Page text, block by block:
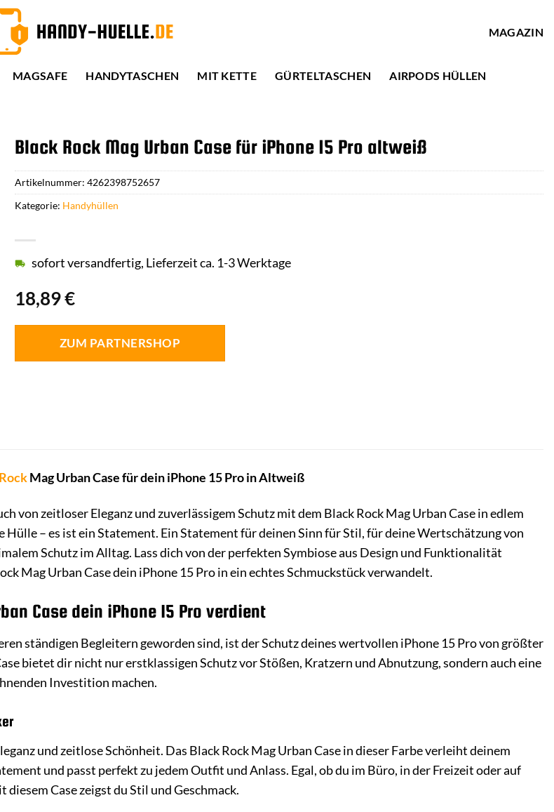
MAGAZIN
MAGSAFE HANDYTASCHEN MIT KETTE GÜRTELTASCHEN AIRPODS HÜLLEN
Black Rock Mag Urban Case für iPhone 15 Pro altweiß
18,89€
sofort versandfertig, Lieferzeit ca. 1-3 Werktage
ZUM PARTNERSHOP
Artikelnummer: 4262398752657
Kategorie: Handyhüllen
Mag Urban Case für dein iPhone 15 Pro in Altweiß
von zeitloser Eleganz und zuverlässigem Schutz mit dem Black Rock Mag Urban Case in edlem
Hülle – es ist ein Statement. Ein Statement für deinen Sinn für Stil, für deine Wertschätzung von
Schutz im Alltag. Lass dich von der perfekten Symbiose aus Design und Funktionalität
Mag Urban Case dein iPhone 15 Pro in ein echtes Schmuckstück verwandelt.
Case dein iPhone 15 Pro verdient
ständigen Begleitern geworden sind, ist der Schutz deines wertvollen iPhone 15 Pro von größter
bietet dir nicht nur erstklassigen Schutz vor Stößen, Kratzern und Abnutzung, sondern auch eine
Investition machen.
und zeitlose Schönheit. Das Black Rock Mag Urban Case in dieser Farbe verleiht deinem
und passt perfekt zu jedem Outfit und Anlass. Egal, ob du im Büro, in der Freizeit oder auf
Case zeigst du Stil und Geschmack.